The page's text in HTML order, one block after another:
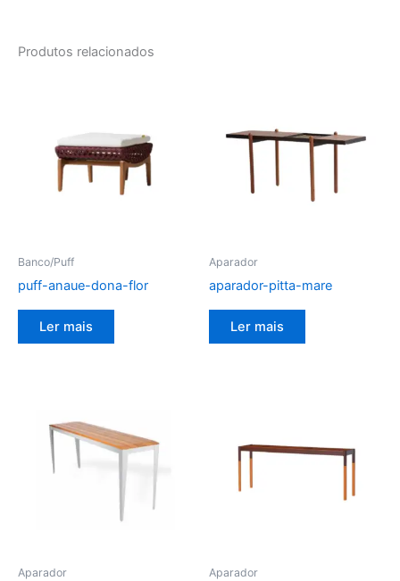
Produtos relacionados
Banco/Puff
puff-anaue-dona-flor
Ler mais
Aparador
aparador-pitta-mare
Ler mais
Aparador Aparador